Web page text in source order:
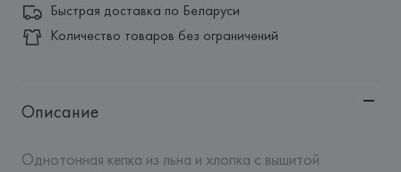
Быстрая доставка по Беларуси
Количество товаров без ограничений
Описание
Однотонная кепка из льна и хлопка с вышитой